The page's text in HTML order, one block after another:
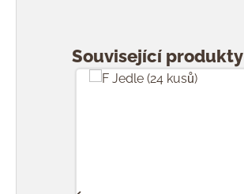
Související produkty